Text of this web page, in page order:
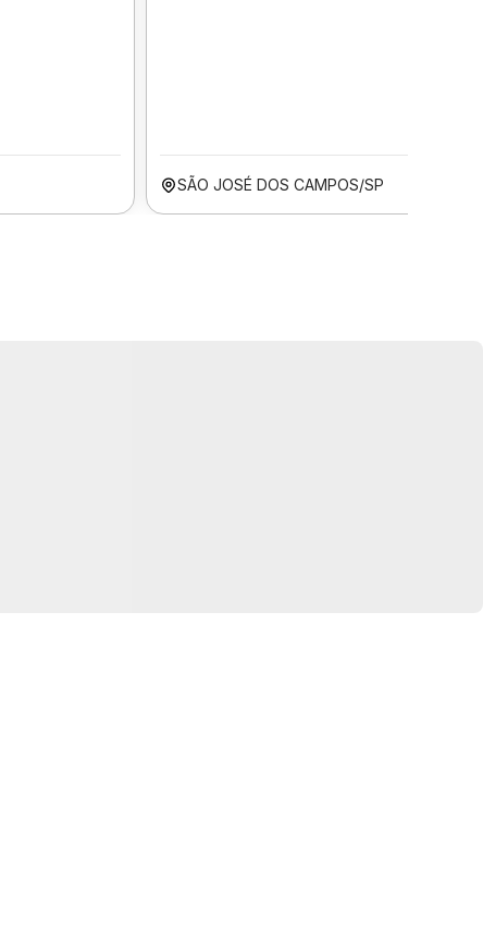
SÃO JOSÉ DOS CAMPOS/SP